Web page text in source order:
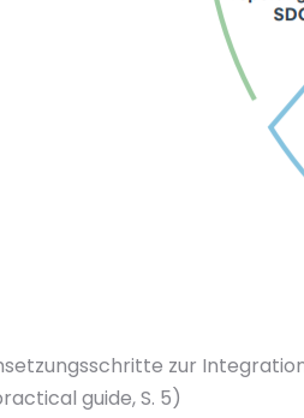
zur
guide, S. 5)